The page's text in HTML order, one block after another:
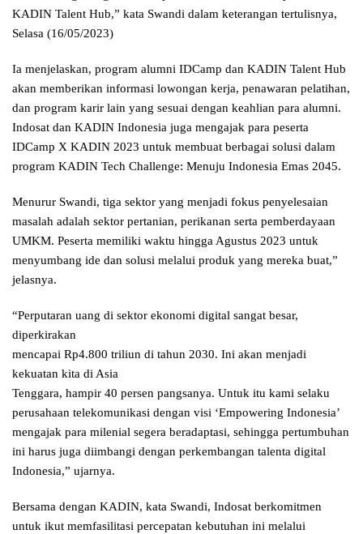
KADIN Talent Hub,” kata Swandi dalam keterangan tertulisnya,
Selasa (16/05/2023)
Ia menjelaskan, program alumni IDCamp dan KADIN Talent Hub
akan memberikan informasi lowongan kerja, penawaran pelatihan,
dan program karir lain yang sesuai dengan keahlian para alumni.
Indosat dan KADIN Indonesia juga mengajak para peserta
IDCamp X KADIN 2023 untuk membuat berbagai solusi dalam
program KADIN Tech Challenge: Menuju Indonesia Emas 2045.
Menurur Swandi, tiga sektor yang menjadi fokus penyelesaian
masalah adalah sektor pertanian, perikanan serta pemberdayaan
UMKM. Peserta memiliki waktu hingga Agustus 2023 untuk
menyumbang ide dan solusi melalui produk yang mereka buat,”
jelasnya.
“Perputaran uang di sektor ekonomi digital sangat besar,
diperkirakan
mencapai Rp4.800 triliun di tahun 2030. Ini akan menjadi
kekuatan kita di Asia
Tenggara, hampir 40 persen pangsanya. Untuk itu kami selaku
perusahaan telekomunikasi dengan visi ‘Empowering Indonesia’
mengajak para milenial segera beradaptasi, sehingga pertumbuhan
ini harus juga diimbangi dengan perkembangan talenta digital
Indonesia,” ujarnya.
Bersama dengan KADIN, kata Swandi, Indosat berkomitmen
untuk ikut memfasilitasi percepatan kebutuhan ini melalui